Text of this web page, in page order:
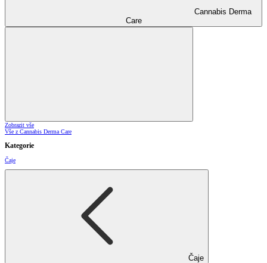
Cannabis Derma
Care
Zobrazit vše
Vše z Cannabis Derma Care
Kategorie
Čaje
Čaje